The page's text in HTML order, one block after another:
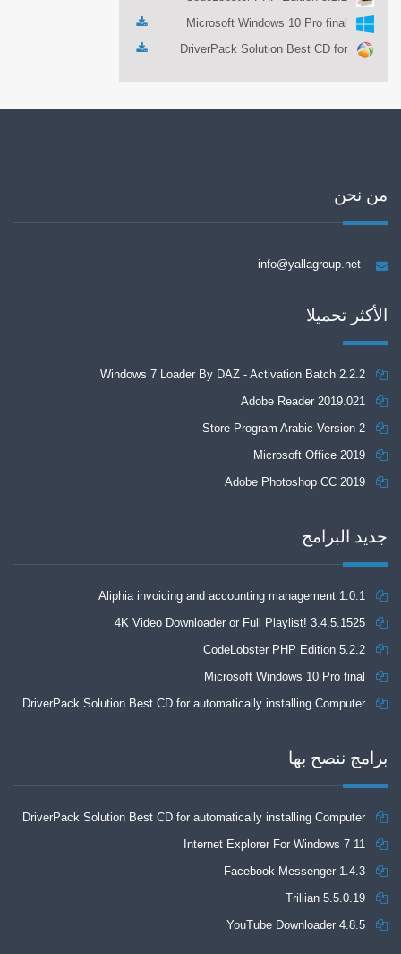
Microsoft Windows 10 Pro final
DriverPack Solution Best CD for
من نحن
info@yallagroup.net
الأكثر تحميلا
Windows 7 Loader By DAZ - Activation Batch 2.2.2
Adobe Reader 2019.021
Store Program Arabic Version 2
Microsoft Office 2019
Adobe Photoshop CC 2019
جديد البرامج
Aliphia invoicing and accounting management 1.0.1
4K Video Downloader or Full Playlist! 3.4.5.1525
CodeLobster PHP Edition 5.2.2
Microsoft Windows 10 Pro final
DriverPack Solution Best CD for automatically installing Computer
برامج ننصح بها
DriverPack Solution Best CD for automatically installing Computer
Drivers 17.7
Internet Explorer For Windows 7 11
Facebook Messenger 1.4.3
Trillian 5.5.0.19
YouTube Downloader 4.8.5